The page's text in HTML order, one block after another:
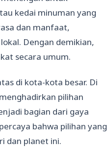
kedai minuman yang
dan manfaat,
Dengan demikian,
secara umum.
di kota-kota besar. Di
pilihan
bagian dari gaya
bahwa pilihan yang
dan planet ini.